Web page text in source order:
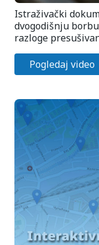
Istraživački
dvogodišnju
razloge
Pogledaj video